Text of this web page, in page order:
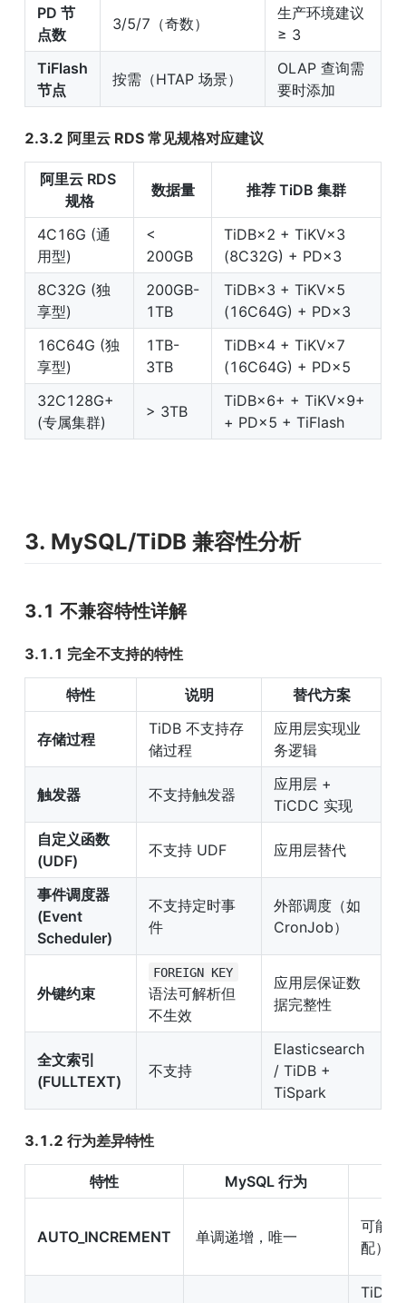
PD 节
点数
3/5/7（奇数）
生产环境建议
≥ 3
TiFlash
节点
按需（HTAP 场景）
OLAP 查询需
要时添加
2.3.2 阿里云 RDS 常见规格对应建议
阿里云 RDS
规格
数据量 推荐 TiDB 集群
4C16G (通
用型)
<
200GB
TiDB×2 + TiKV×3
(8C32G) + PD×3
8C32G (独
享型)
200GB-
1TB
TiDB×3 + TiKV×5
(16C64G) + PD×3
16C64G (独
享型)
1TB-
3TB
TiDB×4 + TiKV×7
(16C64G) + PD×5
32C128G+
(专属集群)
> 3TB
TiDB×6+ + TiKV×9+
+ PD×5 + TiFlash
3. MySQL/TiDB 兼容性分析
3.1 不兼容特性详解
3.1.1 完全不支持的特性
特性 说明 替代方案
存储过程
TiDB 不支持存
储过程
应用层实现业
务逻辑
触发器 不支持触发器
应用层 +
TiCDC 实现
自定义函数
(UDF)
不支持 UDF 应用层替代
事件调度器
(Event
Scheduler)
不支持定时事
件
外部调度（如
CronJob）
外键约束
FOREIGN KEY
语法可解析但
不生效
应用层保证数
据完整性
全文索引
(FULLTEXT)
不支持
Elasticsearch
/ TiDB +
TiSpark
3.1.2 行为差异特性
特性 MySQL 行为
AUTO_INCREMENT 单调递增，唯一
可能
配）
TiDB